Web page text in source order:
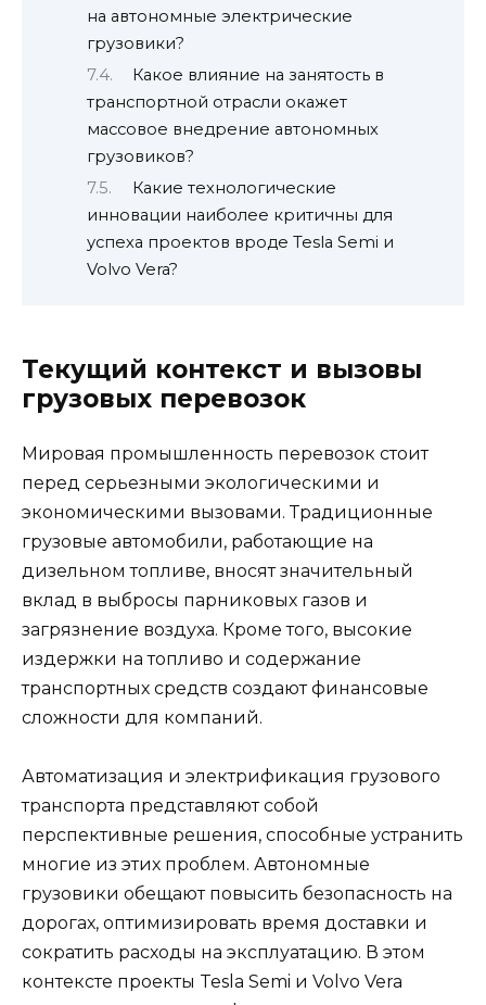
на автономные электрические
грузовики?
Какое влияние на занятость в
транспортной отрасли окажет
массовое внедрение автономных
грузовиков?
Какие технологические
инновации наиболее критичны для
успеха проектов вроде Tesla Semi и
Volvo Vera?
Текущий контекст и вызовы
грузовых перевозок
Мировая промышленность перевозок стоит
перед серьезными экологическими и
экономическими вызовами. Традиционные
грузовые автомобили, работающие на
дизельном топливе, вносят значительный
вклад в выбросы парниковых газов и
загрязнение воздуха. Кроме того, высокие
издержки на топливо и содержание
транспортных средств создают финансовые
сложности для компаний.
Автоматизация и электрификация грузового
транспорта представляют собой
перспективные решения, способные устранить
многие из этих проблем. Автономные
грузовики обещают повысить безопасность на
дорогах, оптимизировать время доставки и
сократить расходы на эксплуатацию. В этом
контексте проекты Tesla Semi и Volvo Vera